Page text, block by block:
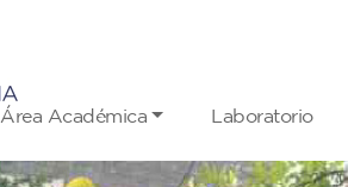
Área Académica Laboratorio